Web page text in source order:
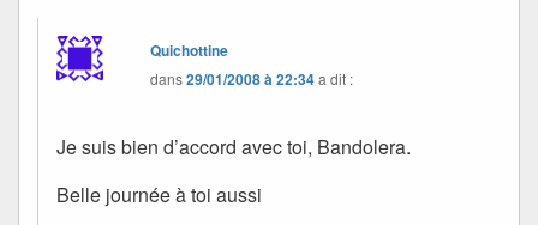
Quichottine
dans29/01/2008 à 22:34a dit :
Je suis bien d’accord avec toi, Bandolera.
Belle journée à toi aussi